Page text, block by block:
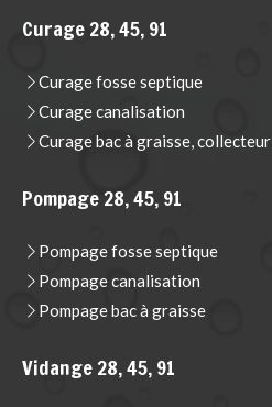
Curage 28, 45, 91
Curage fosse septique
Curage canalisation
Curage bac à graisse, collecteur
Pompage 28, 45, 91
Pompage fosse septique
Pompage canalisation
Pompage bac à graisse
Vidange 28, 45, 91